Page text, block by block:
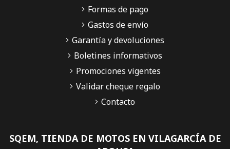
SQEM, TIENDA DE MOTOS EN VILAGARCÍA DE
Formas de pago
Gastos de envío
Garantía y devoluciones
Boletines informativos
Promociones vigentes
Validar cheque regalo
Contacto